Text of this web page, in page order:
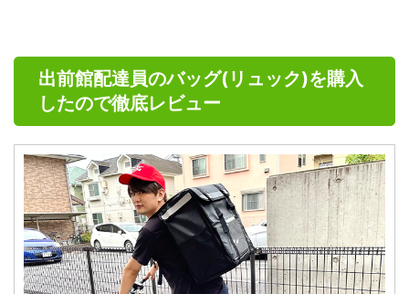
出前館配達員のバッグ(リュック)を購入
したので徹底レビュー